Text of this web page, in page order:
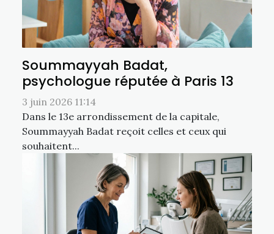
Soummayyah Badat,
psychologue réputée à Paris 13
3 juin 2026 11:14
Dans le 13e arrondissement de la capitale,
Soummayyah Badat reçoit celles et ceux qui
souhaitent...